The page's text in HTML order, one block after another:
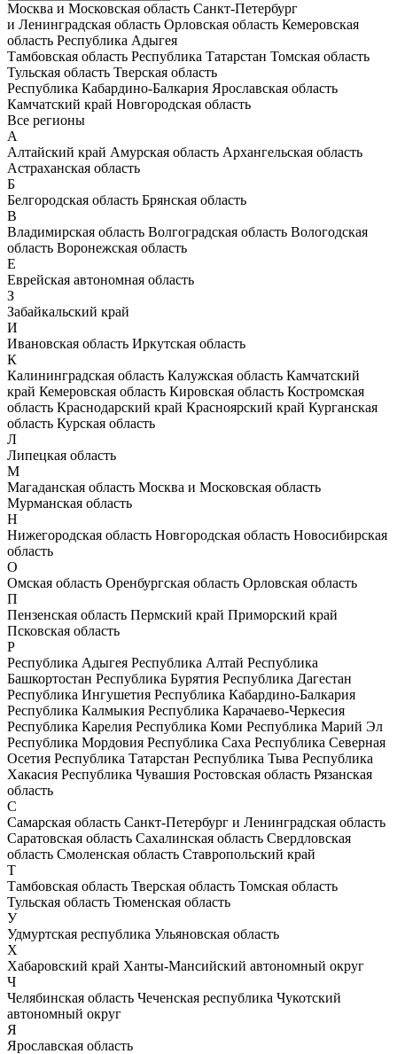
Москва и Московская область Санкт-Петербург
и Ленинградская область Орловская область Кемеровская
область Республика Адыгея
Тамбовская область Республика Татарстан Томская область
Тульская область Тверская область
Республика Кабардино-Балкария Ярославская область
Камчатский край Новгородская область
Все регионы
А
Алтайский край Амурская область Архангельская область
Астраханская область
Б
Белгородская область Брянская область
В
Владимирская область Волгоградская область Вологодская
область Воронежская область
Е
Еврейская автономная область
З
Забайкальский край
И
Ивановская область Иркутская область
К
Калининградская область Калужская область Камчатский
край Кемеровская область Кировская область Костромская
область Краснодарский край Красноярский край Курганская
область Курская область
Л
Липецкая область
М
Магаданская область Москва и Московская область
Мурманская область
Н
Нижегородская область Новгородская область Новосибирская
область
О
Омская область Оренбургская область Орловская область
П
Пензенская область Пермский край Приморский край
Псковская область
Р
Республика Адыгея Республика Алтай Республика
Башкортостан Республика Бурятия Республика Дагестан
Республика Ингушетия Республика Кабардино-Балкария
Республика Калмыкия Республика Карачаево-Черкесия
Республика Карелия Республика Коми Республика Марий Эл
Республика Мордовия Республика Саха Республика Северная
Осетия Республика Татарстан Республика Тыва Республика
Хакасия Республика Чувашия Ростовская область Рязанская
область
С
Самарская область Санкт-Петербург и Ленинградская область
Саратовская область Сахалинская область Свердловская
область Смоленская область Ставропольский край
Т
Тамбовская область Тверская область Томская область
Тульская область Тюменская область
У
Удмуртская республика Ульяновская область
Х
Хабаровский край Ханты-Мансийский автономный округ
Ч
Челябинская область Чеченская республика Чукотский
автономный округ
Я
Ярославская область